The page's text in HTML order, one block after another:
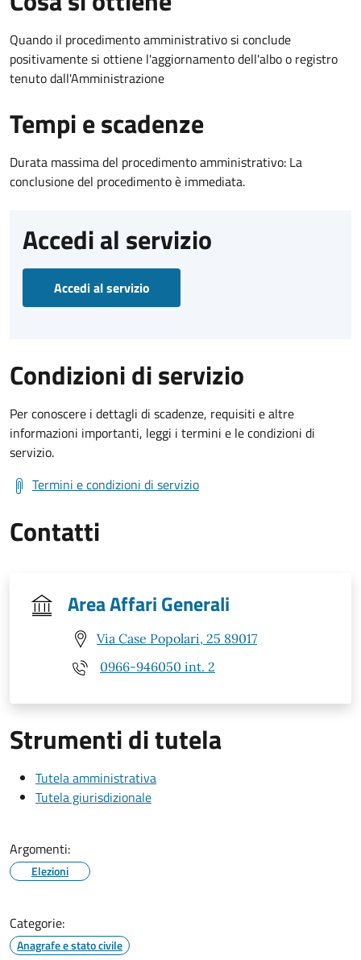
Quando il procedimento amministrativo si conclude
positivamente si ottiene l'aggiornamento dell'albo o registro
tenuto dall'Amministrazione
Tempi e scadenze
Durata massima del procedimento amministrativo: La
conclusione del procedimento è immediata.
Accedi al servizio
Accedi al servizio
Condizioni di servizio
Per conoscere i dettagli di scadenze, requisiti e altre
informazioni importanti, leggi i termini e le condizioni di
servizio.
Termini e condizioni di servizio
Contatti
Area Affari Generali
Via Case Popolari, 25 89017
0966-946050 int. 2
Strumenti di tutela
Tutela amministrativa
Tutela giurisdizionale
Argomenti:
Elezioni
Categorie:
Anagrafe e stato civile